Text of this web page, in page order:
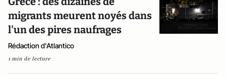
migrants meurent noyés dans
l'un des pires naufrages
Rédaction d'Atlantico
1 min de lecture